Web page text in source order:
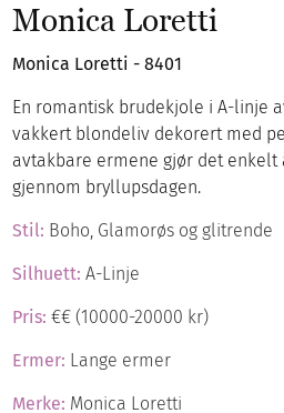
Monica Loretti
Monica Loretti - 8401
En romantisk brudekjole i A-linje
vakkert blondeliv dekorert med
avtakbare ermene gjør det enkelt
gjennom bryllupsdagen.
Stil: Boho, Glamorøs og glitrende
Silhuett:A-Linje
Pris:€€ (10000-20000 kr)
Ermer: Lange ermer
Merke: Monica Loretti